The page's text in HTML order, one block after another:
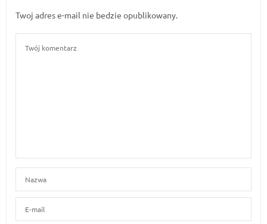
Twoj adres e-mail nie bedzie opublikowany.